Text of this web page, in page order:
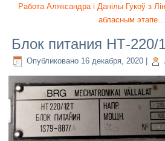
Работа Аляксандра і Данілы Гукоў з
абласным этапе…
Блок питания НТ-220/
Опубликовано 16 декабря, 2020